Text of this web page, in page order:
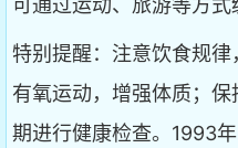
可通过运动、旅游等方式
特别提醒：注意饮食规
有氧运动，增强体质；
期进行健康检查。1993